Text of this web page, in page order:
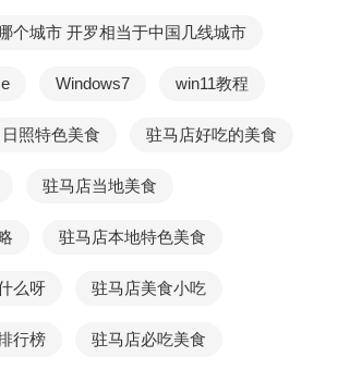
相信这道菜品不仅可以丰富你的饮
减肥期间可以吃猪肉炒菜吗_减肥能吃
炒瘦肉吗
韭菜窍门
(697)人喜欢 2026-07-21
个城市 开罗相当于中国几线城市
Windows7 win11教程
日照特色美食 驻马店好吃的美食
驻马店当地美食
驻马店本地特色美食
么呀 驻马店美食小吃
行榜 驻马店必吃美食